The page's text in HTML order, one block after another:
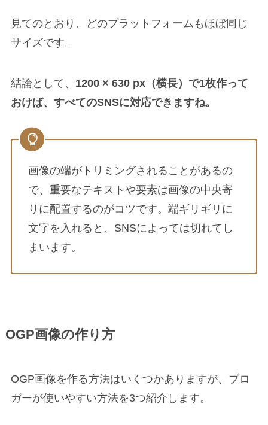
見てのとおり、どのプラットフォームもほぼ同じ
サイズです。
結論として、 1200 × 630 px（横長）で1枚作って
おけば、すべてのSNSに対応できますね。
画像の端がトリミングされることがあるの
で、重要なテキストや要素は画像の中央寄
りに配置するのがコツです。端ギリギリに
文字を入れると、SNSによっては切れてし
まいます。
OGP画像の作り方
OGP画像を作る方法はいくつかありますが、ブロ
ガーが使いやすい方法を3つ紹介します。